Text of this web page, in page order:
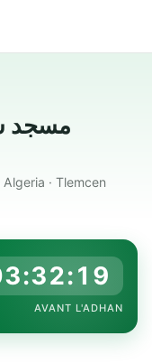
مسجد
· Tlemcen
AVANT L'ADHAN